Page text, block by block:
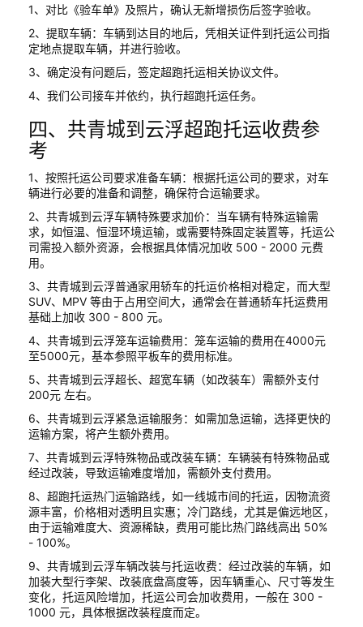
1、对比《验车单》及照片，确认无新增损伤后签字验收。
2、提取车辆：车辆到达目的地后，凭相关证件到托运公司指
定地点提取车辆，并进行验收。
3、确定没有问题后，签定超跑托运相关协议文件。
4、我们公司接车并依约，执行超跑托运任务。
四、共青城到云浮超跑托运收费参
考
1、按照托运公司要求准备车辆：根据托运公司的要求，对车
辆进行必要的准备和调整，确保符合运输要求。
2、共青城到云浮车辆特殊要求加价：当车辆有特殊运输需
求，如恒温、恒湿环境运输，或需要特殊固定装置等，托运公
司需投入额外资源，会根据具体情况加收 500 - 2000 元费
用。
3、共青城到云浮普通家用轿车的托运价格相对稳定，而大型
SUV、MPV 等由于占用空间大，通常会在普通轿车托运费用
基础上加收 300 - 800 元。
4、共青城到云浮笼车运输费用：笼车运输的费用在4000元
至5000元，基本参照平板车的费用标准。
5、共青城到云浮超长、超宽车辆（如改装车）需额外支付
200元 左右。
6、共青城到云浮紧急运输服务：如需加急运输，选择更快的
运输方案，将产生额外费用。
7、共青城到云浮特殊物品或改装车辆：车辆装有特殊物品或
经过改装，导致运输难度增加，需额外支付费用。
8、超跑托运热门运输路线，如一线城市间的托运，因物流资
源丰富，价格相对透明且实惠；冷门路线，尤其是偏远地区，
由于运输难度大、资源稀缺，费用可能比热门路线高出 50%
- 100%。
9、共青城到云浮车辆改装与托运收费：经过改装的车辆，如
加装大型行李架、改装底盘高度等，因车辆重心、尺寸等发生
变化，托运风险增加，托运公司会加收费用，一般在 300 -
1000 元，具体根据改装程度而定。